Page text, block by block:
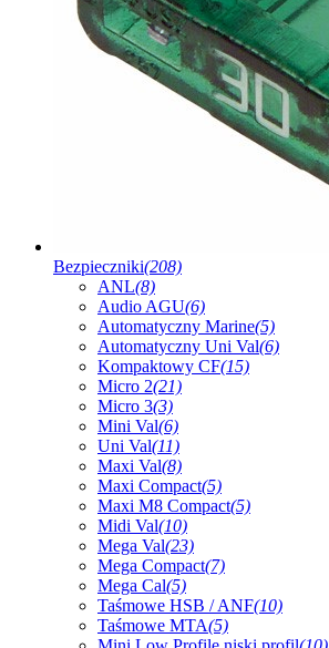
Bezpieczniki(208)
ANL(8)
Audio AGU(6)
Automatyczny Marine(5)
Automatyczny Uni Val(6)
Kompaktowy CF(15)
Micro 2(21)
Micro 3(3)
Mini Val(6)
Uni Val(11)
Maxi Val(8)
Maxi Compact(5)
Maxi M8 Compact(5)
Midi Val(10)
Mega Val(23)
Mega Compact(7)
Mega Cal(5)
Taśmowe HSB / ANF(10)
Taśmowe MTA(5)